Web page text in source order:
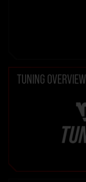
TUNING OVERVIEW